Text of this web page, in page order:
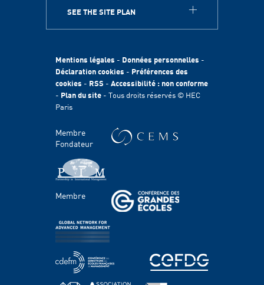
SEE THE SITE PLAN
A PROPOS
Egalité des chances
Fondation HEC
International
Durabilité
Témoignages
HEC Talents
Contacts Presse & Communication
Handicap
Domaines d'étude
Corps professoral
Chaires
Centres
PROGRAMMES
Mentions légales - Données personnelles -
Déclaration cookies - Préférences des
cookies - RSS - Accessibilité : non conforme
- Plan du site - Tous droits réservés © HEC
Paris
Membre
Fondateur
Membre